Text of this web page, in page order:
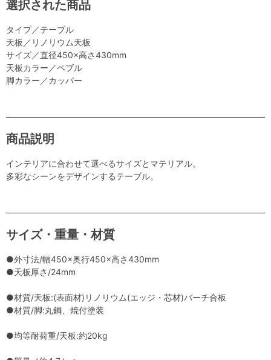
選択された商品
タイプ／テーブル
天板／リノリウム天板
サイズ／直径450×高さ430mm
天板カラー／ペブル
脚カラー／カッパー
商品説明
インテリアに合わせて選べるサイズとマテリアル。
多彩なシーンをデザインするテーブル。
サイズ・重量・材質
●外寸法/幅450×奥行450×高さ430mm
●天板厚さ/24mm
●材質/天板:(表面材)リノリウム(エッジ・芯材)バーチ合板
●材質/脚:丸鋼、焼付塗装
●均等耐荷重/天板:約20kg